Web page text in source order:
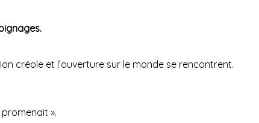
créole et l’ouverture sur le monde se rencontrent.
».